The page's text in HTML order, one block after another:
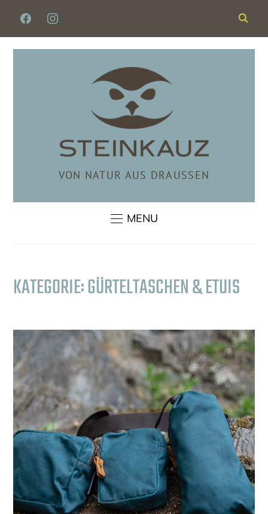
FACEBOOKINSTAGRAM
VON NATUR AUS DRAUSSEN
MENU
KATEGORIE:GÜRTELTASCHEN & ETUIS